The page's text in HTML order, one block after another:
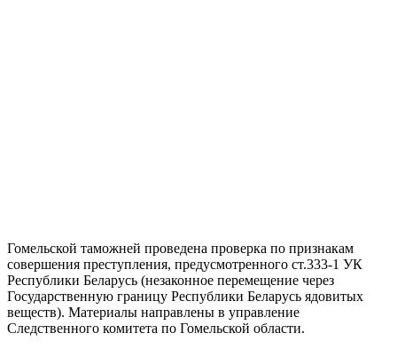
Гомельской таможней проведена проверка по признакам
совершения преступления, предусмотренного ст.333-1 УК
Республики Беларусь (незаконное перемещение через
Государственную границу Республики Беларусь ядовитых
веществ). Материалы направлены в управление
Следственного комитета по Гомельской области.